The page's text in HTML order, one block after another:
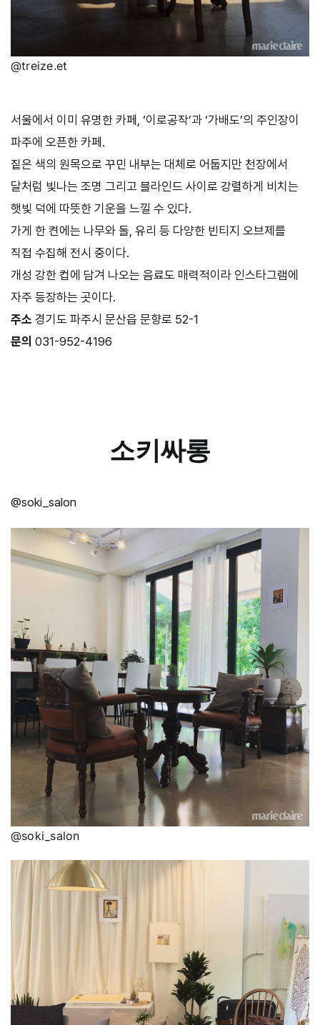
@treize.et
서울에서 이미 유명한 카페, ‘이로공작’과 ‘가배도’의 주인장이
파주에 오픈한 카페.
짙은 색의 원목으로 꾸민 내부는 대체로 어둡지만 천장에서
달처럼 빛나는 조명 그리고 블라인드 사이로 강렬하게 비치는
햇빛 덕에 따뜻한 기운을 느낄 수 있다.
가게 한 켠에는 나무와 돌, 유리 등 다양한 빈티지 오브제를
직접 수집해 전시 중이다.
개성 강한 컵에 담겨 나오는 음료도 매력적이라 인스타그램에
자주 등장하는 곳이다.
주소 경기도 파주시 문산읍 문향로 52-1
문의 031-952-4196
소키싸롱
@soki_salon
@soki_salon